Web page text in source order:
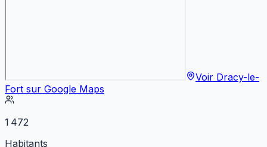
Voir Dracy-le-
Fort sur Google Maps
1 472
Habitants